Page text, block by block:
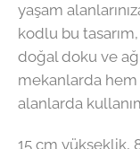
yaşam
kodlu bu
doğal doku ve
mekanlarda
alanlarda
15 cm yükseklik,